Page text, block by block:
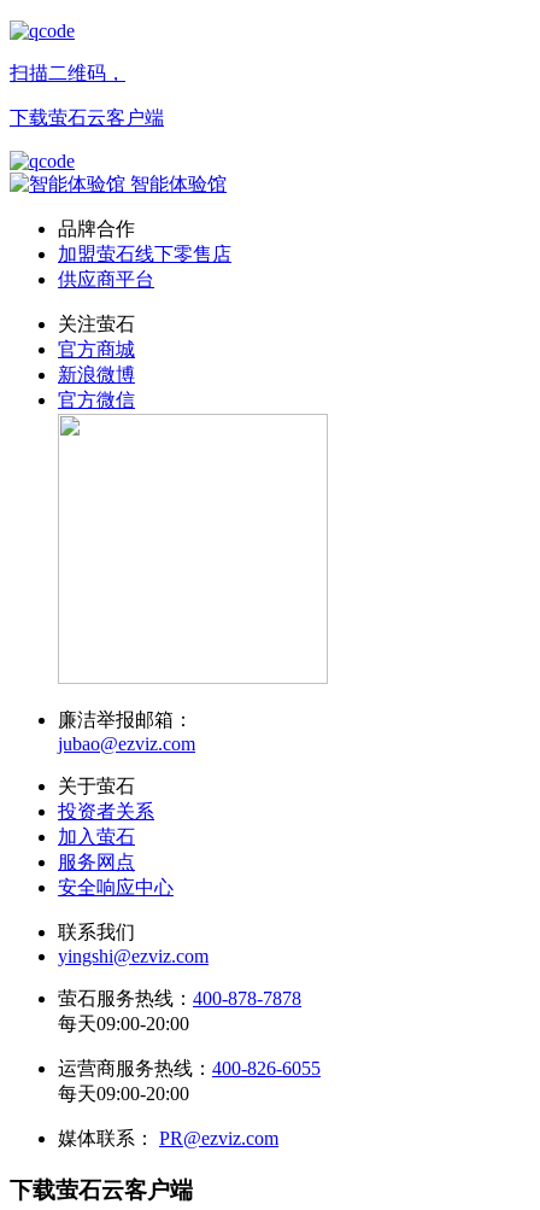
扫描二维码，
下载萤石云客户端
智能体验馆
品牌合作
加盟萤石线下零售店
供应商平台
关注萤石
官方商城
新浪微博
官方微信
廉洁举报邮箱：
jubao@ezviz.com
关于萤石
投资者关系
加入萤石
服务网点
安全响应中心
联系我们
yingshi@ezviz.com
萤石服务热线： 400-878-7878
每天09:00-20:00
运营商服务热线： 400-826-6055
每天09:00-20:00
媒体联系： PR@ezviz.com
下载萤石云客户端